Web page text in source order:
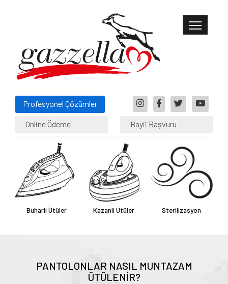
Profesyonel Çözümler
Online Ödeme Bayii Başvuru
Buharli Ütüler Kazanli Ütüler Sterilizasyon
PANTOLONLAR NASIL MUNTAZAM
ÜTÜLENIR?